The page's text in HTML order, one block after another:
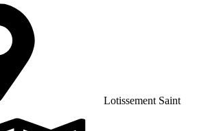
Lotissement Saint